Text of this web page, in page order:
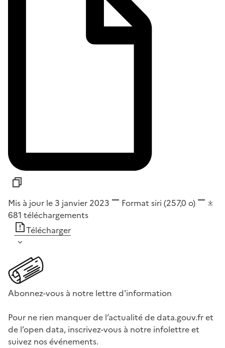
Mis à jour le 3 janvier 2023 Format siri (257,0 o)
681 téléchargements
Télécharger
Abonnez-vous à notre lettre d'information
Pour ne rien manquer de l’actualité de data.gouv.fr et
de l’open data, inscrivez-vous à notre infolettre et
suivez nos événements.